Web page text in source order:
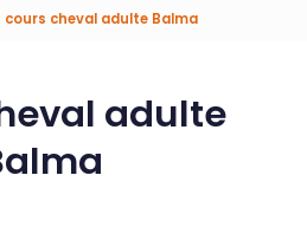
cours cheval adulte Balma
adulte